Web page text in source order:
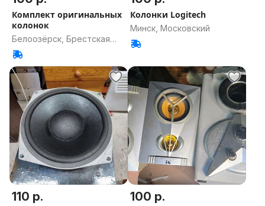
Комплект оригинальных
колонок
Белоозёрск, Брестская
область
Колонки Logitech
Минск, Московский
110 р. 100 р.